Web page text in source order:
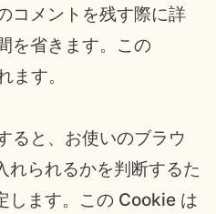
コメントを残す際に詳
を省きます。この
ます。
ると、お使いのブラウ
られるかを判断するた
します。この Cookie は